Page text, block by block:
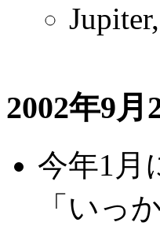
2002年9月
今年1月
「いっ